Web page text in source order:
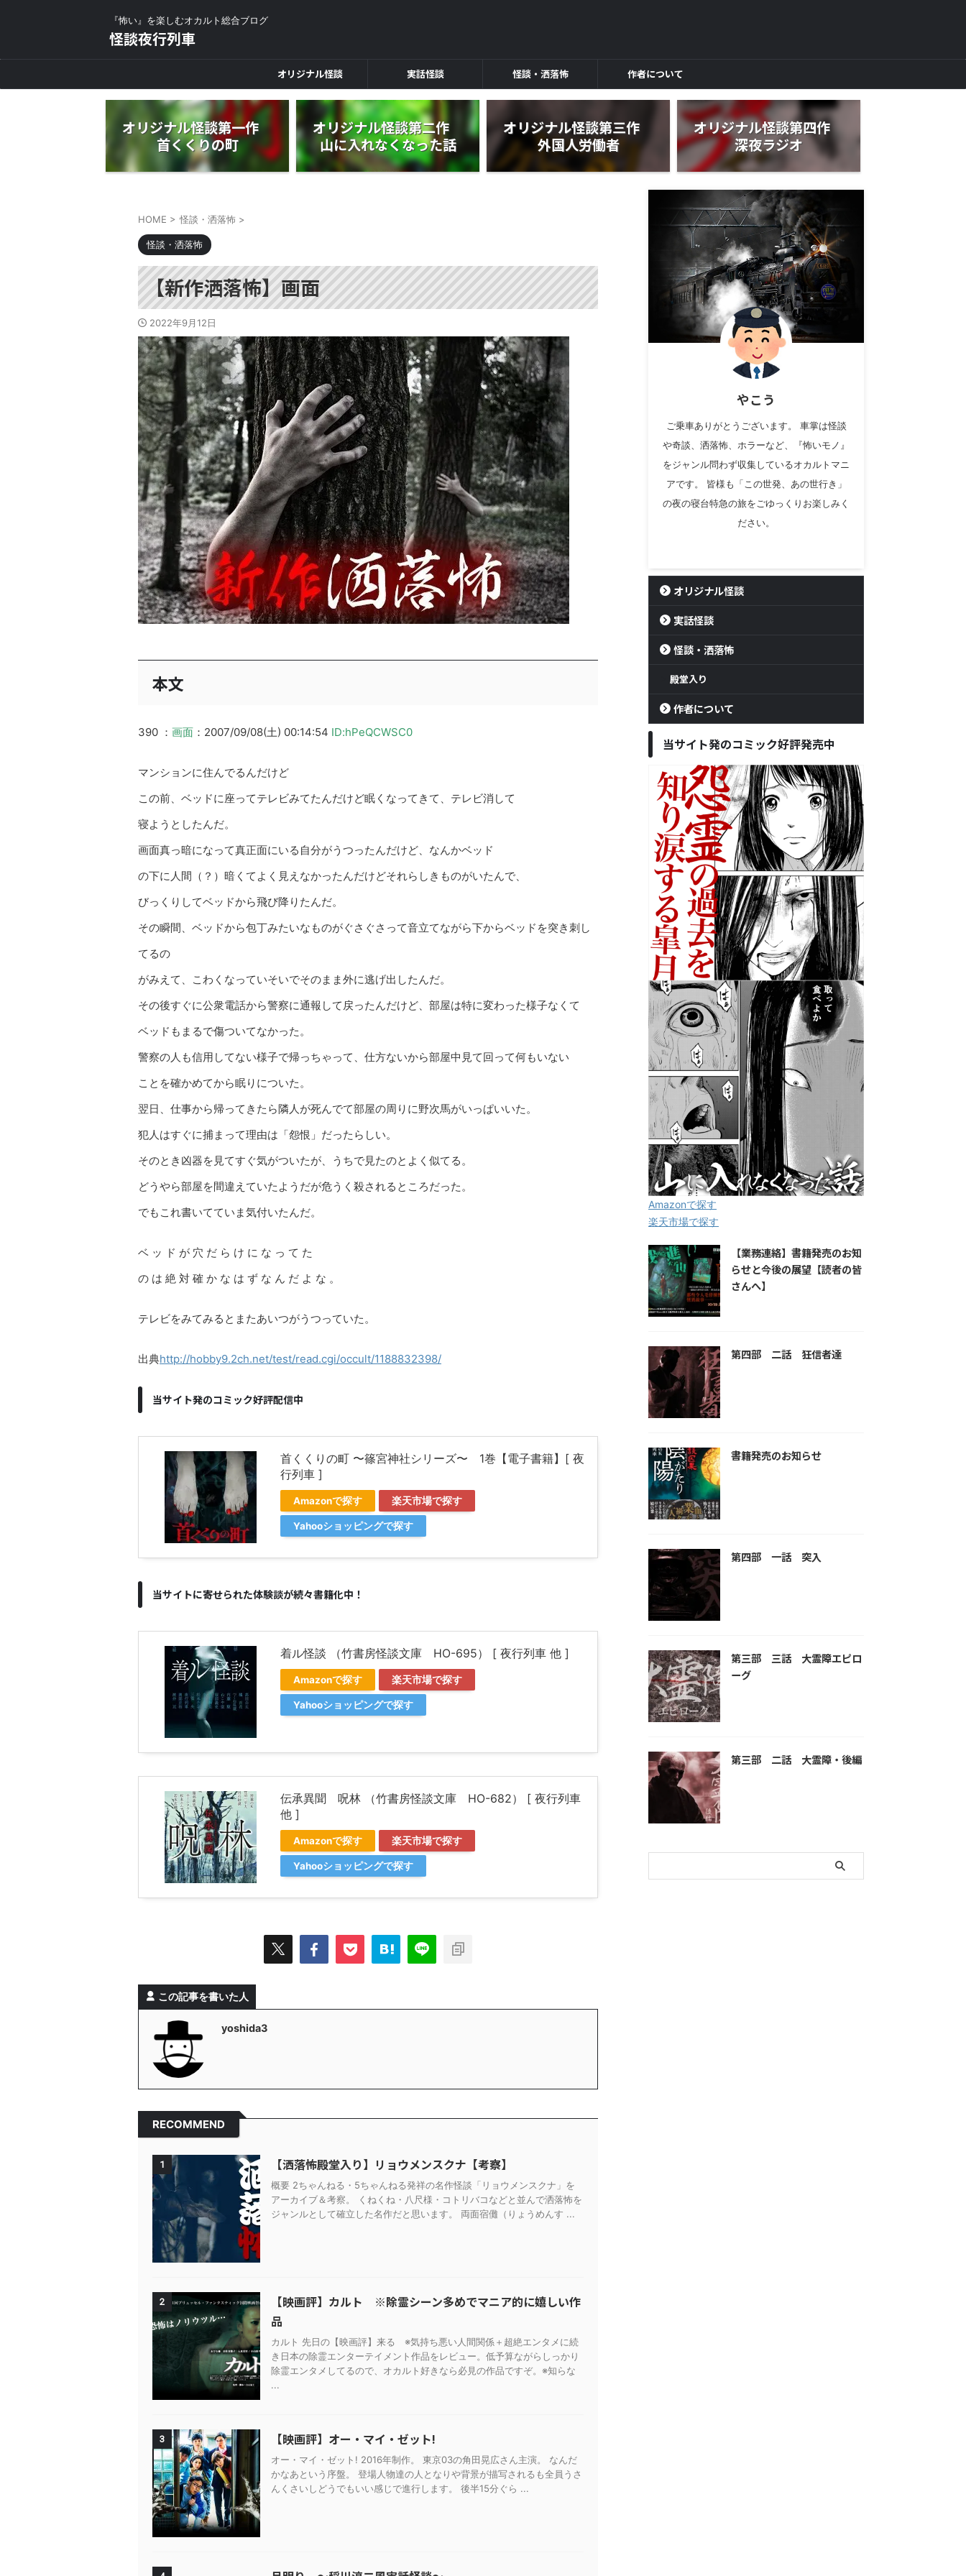
『怖い』を楽しむオカルト総合ブログ
怪談夜行列車
オリジナル怪談 実話怪談 怪談・洒落怖 作者について
オリジナル怪談第一作
首くくりの町
オリジナル怪談第二作
山に入れなくなった話
オリジナル怪談第三作
外国人労働者
オリジナル怪談第四作
深夜ラジオ
HOME > 怪談・洒落怖 >
怪談・洒落怖
【新作洒落怖】画面
2022年9月12日
本文
390 ： 画面 ：2007/09/08(土) 00:14:54 ID:hPeQCWSC0
マンションに住んでるんだけど
この前、ベッドに座ってテレビみてたんだけど眠くなってきて、テレビ消して
寝ようとしたんだ。
画面真っ暗になって真正面にいる自分がうつったんだけど、なんかベッド
の下に人間（？）暗くてよく見えなかったんだけどそれらしきものがいたんで、
びっくりしてベッドから飛び降りたんだ。
その瞬間、ベッドから包丁みたいなものがぐさぐさって音立てながら下からベッドを突き刺し
てるの
がみえて、こわくなっていそいでそのまま外に逃げ出したんだ。
その後すぐに公衆電話から警察に通報して戻ったんだけど、部屋は特に変わった様子なくて
ベッドもまるで傷ついてなかった。
警察の人も信用してない様子で帰っちゃって、仕方ないから部屋中見て回って何もいない
ことを確かめてから眠りについた。
翌日、仕事から帰ってきたら隣人が死んでて部屋の周りに野次馬がいっぱいいた。
犯人はすぐに捕まって理由は「怨恨」だったらしい。
そのとき凶器を見てすぐ気がついたが、うちで見たのとよく似てる。
どうやら部屋を間違えていたようだが危うく殺されるところだった。
でもこれ書いてていま気付いたんだ。
ベ ッ ド が 穴 だ ら け に な っ て た
の は 絶 対 確 か な は ず な ん だ よ な 。
テレビをみてみるとまたあいつがうつっていた。
出典http://hobby9.2ch.net/test/read.cgi/occult/1188832398/
当サイト発のコミック好評配信中
首くくりの町 〜篠宮神社シリーズ〜 1巻【電子書籍】[ 夜
行列車 ]
Amazonで探す 楽天市場で探す
Yahooショッピングで探す
当サイトに寄せられた体験談が続々書籍化中！
着ル怪談 （竹書房怪談文庫 HO-695） [ 夜行列車 他 ]
Amazonで探す 楽天市場で探す
Yahooショッピングで探す
伝承異聞 呪林 （竹書房怪談文庫 HO-682） [ 夜行列車
他 ]
Amazonで探す 楽天市場で探す
Yahooショッピングで探す
この記事を書いた人
yoshida3
RECOMMEND
1 【洒落怖殿堂入り】リョウメンスクナ【考察】
概要 2ちゃんねる・5ちゃんねる発祥の名作怪談「リョウメンスクナ」を
アーカイブ＆考察。 くねくね・八尺様・コトリバコなどと並んで洒落怖を
ジャンルとして確立した名作だと思います。 両面宿儺（りょうめんす ...
2
【映画評】カルト ※除霊シーン多めでマニア的に嬉しい作
品
カルト 先日の【映画評】来る ※気持ち悪い人間関係＋超絶エンタメに続
き日本の除霊エンターテイメント作品をレビュー。低予算ながらしっかり
除霊エンタメしてるので、オカルト好きなら必見の作品ですぞ。※知らな
...
3 【映画評】オー・マイ・ゼット!
オー・マイ・ゼット! 2016年制作。 東京03の角田晃広さん主演。 なんだ
かなあという序盤。 登場人物達の人となりや背景が描写されるも全員うさ
んくさいしどうでもいい感じで進行します。 後半15分ぐら ...
やこう
ご乗車ありがとうございます。 車掌は怪談
や奇談、洒落怖、ホラーなど、『怖いモノ』
をジャンル問わず収集しているオカルトマニ
アです。 皆様も「この世発、あの世行き」
の夜の寝台特急の旅をごゆっくりお楽しみく
ださい。
オリジナル怪談
実話怪談
怪談・洒落怖
殿堂入り
作者について
当サイト発のコミック好評発売中
Amazonで探す
楽天市場で探す
【業務連絡】書籍発売のお知
らせと今後の展望【読者の皆
さんへ】
第四部 二話 狂信者達
書籍発売のお知らせ
第四部 一話 突入
第三部 三話 大霊障エピロ
ーグ
第三部 二話 大霊障・後編